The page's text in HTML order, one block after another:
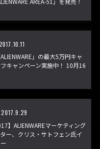
」の最大5万円キャ
キャンペーン実施中！ 10月16
2017.9.29
】ALIENWAREマーケティング
ー、クリス・サトフェン氏イ